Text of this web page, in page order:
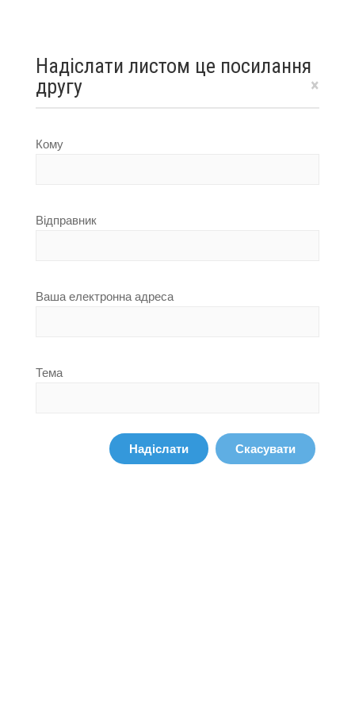
Надіслати листом це посилання
другу
×
Кому
Відправник
Ваша електронна адреса
Тема
Надіслати Скасувати